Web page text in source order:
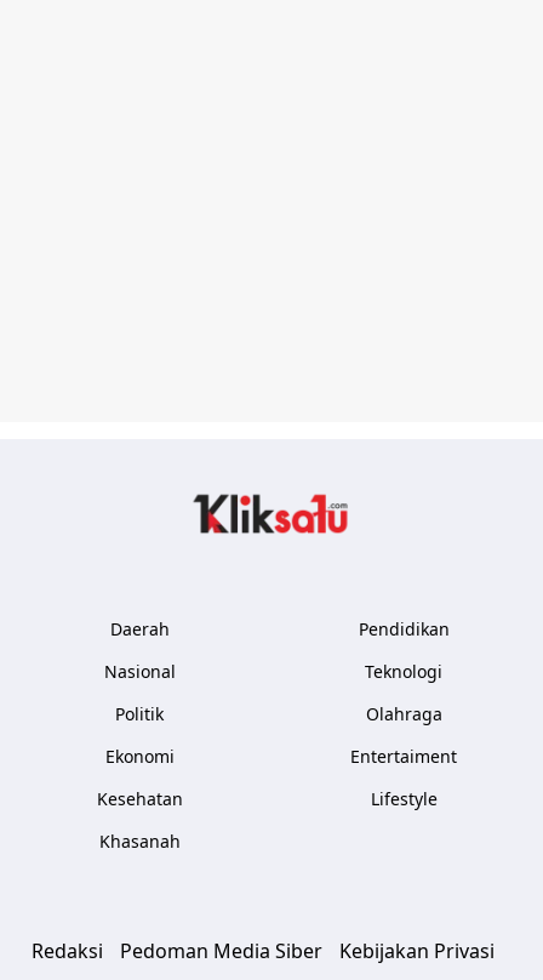
Daerah
Nasional
Politik
Ekonomi
Kesehatan
Khasanah
Pendidikan
Teknologi
Olahraga
Entertaiment
Lifestyle
Redaksi Pedoman Media Siber Kebijakan Privasi